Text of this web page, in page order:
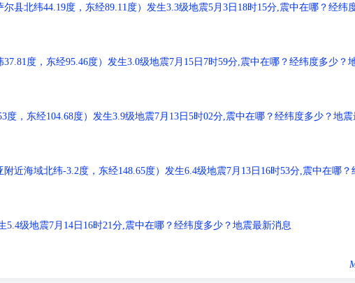
县北纬44.19度，东经89.11度）发生3.3级地震5月3日18时15分,震中在哪？经纬
度，东经95.46度）发生3.0级地震7月15日7时59分,震中在哪？经纬度多少？
度，东经104.68度）发生3.9级地震7月13日5时02分,震中在哪？经纬度多少？地震
近海域北纬-3.2度，东经148.65度）发生6.4级地震7月13日16时53分,震中在哪？
5.4级地震7月14日16时21分,震中在哪？经纬度多少？地震最新消息